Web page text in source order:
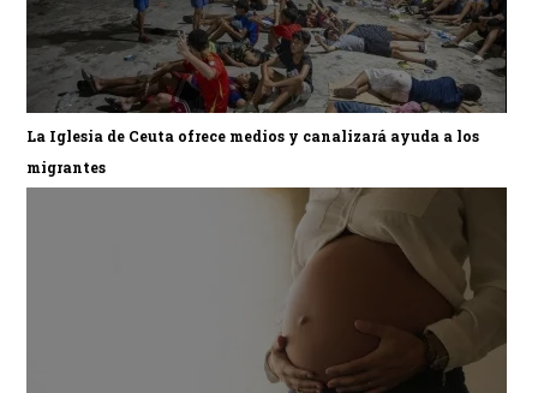
La Iglesia de Ceuta ofrece medios y canalizará ayuda a los
migrantes